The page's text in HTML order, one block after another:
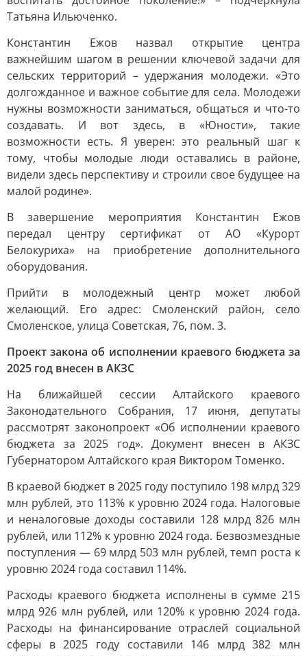
Татьяна Ильюченко.
Константин Ежов назвал открытие центра
важнейшим шагом в решении ключевой задачи для
сельских территорий – удержания молодежи. «Это
долгожданное и важное событие для села. Молодежи
нужны возможности заниматься, общаться и что-то
создавать. И вот здесь, в «Юности», такие
возможности есть. Я уверен: это реальный шаг к
тому, чтобы молодые люди оставались в районе,
видели здесь перспективу и строили свое будущее на
малой родине».
В завершение мероприятия Константин Ежов
передал центру сертификат от АО «Курорт
Белокуриха» на приобретение дополнительного
оборудования.
Прийти в молодежный центр может любой
желающий. Его адрес: Смоленский район, село
Смоленское, улица Советская, 76, пом. 3.
Проект закона об исполнении краевого бюджета за
2025 год внесен в АКЗС
На ближайшей сессии Алтайского краевого
Законодательного Собрания, 17 июня, депутаты
рассмотрят законопроект «Об исполнении краевого
бюджета за 2025 год». Документ внесен в АКЗС
Губернатором Алтайского края Виктором Томенко.
В краевой бюджет в 2025 году поступило 198 млрд 329
млн рублей, это 113% к уровню 2024 года. Налоговые
и неналоговые доходы составили 128 млрд 826 млн
рублей, или 112% к уровню 2024 года. Безвозмездные
поступления — 69 млрд 503 млн рублей, темп роста к
уровню 2024 года составил 114%.
Расходы краевого бюджета исполнены в сумме 215
млрд 926 млн рублей, или 120% к уровню 2024 года.
Расходы на финансирование отраслей социальной
сферы в 2025 году составили 146 млрд 382 млн